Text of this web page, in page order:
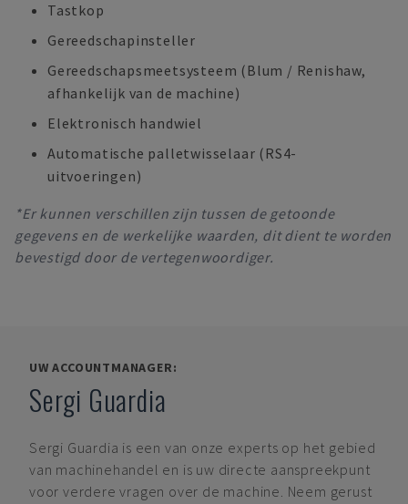
Tastkop
Gereedschapinsteller
Gereedschapsmeetsysteem (Blum / Renishaw,
afhankelijk van de machine)
Elektronisch handwiel
Automatische palletwisselaar (RS4-
uitvoeringen)
*Er kunnen verschillen zijn tussen de getoonde
gegevens en de werkelijke waarden, dit dient te worden
bevestigd door de vertegenwoordiger.
UW ACCOUNTMANAGER:
Sergi Guardia
Sergi Guardia is een van onze experts op het gebied
van machinehandel en is uw directe aanspreekpunt
voor verdere vragen over de machine. Neem gerust